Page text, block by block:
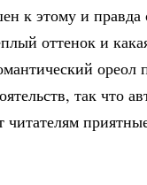
к этому и правда
оттенок и
ореол
так что
читателям